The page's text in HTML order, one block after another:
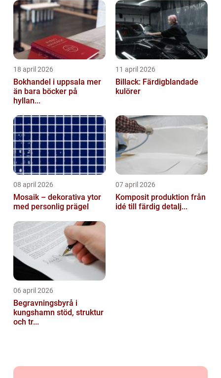
18 april 2026
Bokhandel i uppsala mer
än bara böcker på
hyllan...
11 april 2026
Billack: Färdigblandade
kulörer
08 april 2026
Mosaik – dekorativa ytor
med personlig prägel
07 april 2026
Komposit produktion från
idé till färdig detalj...
06 april 2026
Begravningsbyrå i
kungshamn stöd, struktur
och tr...